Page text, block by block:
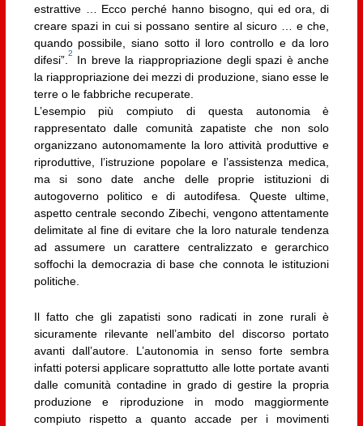
estrattive … Ecco perché hanno bisogno, qui ed ora, di
creare spazi in cui si possano sentire al sicuro … e che,
quando possibile, siano sotto il loro controllo e da loro
difesi”.
2
In breve la riappropriazione degli spazi è anche
la riappropriazione dei mezzi di produzione, siano esse le
terre o le fabbriche recuperate.
L’esempio più compiuto di questa autonomia è
rappresentato dalle comunità zapatiste che non solo
organizzano autonomamente la loro attività produttive e
riproduttive, l’istruzione popolare e l’assistenza medica,
ma si sono date anche delle proprie istituzioni di
autogoverno politico e di autodifesa. Queste ultime,
aspetto centrale secondo Zibechi, vengono attentamente
delimitate al fine di evitare che la loro naturale tendenza
ad assumere un carattere centralizzato e gerarchico
soffochi la democrazia di base che connota le istituzioni
politiche.
Il fatto che gli zapatisti sono radicati in zone rurali è
sicuramente rilevante nell’ambito del discorso portato
avanti dall’autore. L’autonomia in senso forte sembra
infatti potersi applicare soprattutto alle lotte portate avanti
dalle comunità contadine in grado di gestire la propria
produzione e riproduzione in modo maggiormente
compiuto rispetto a quanto accade per i movimenti